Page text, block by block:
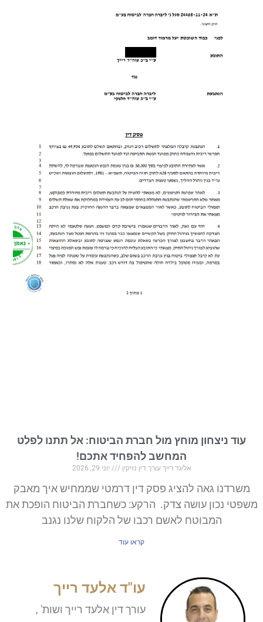
עוד ניצחון מוחץ מול חברת הביטוח: אל תתנו לפלט
המחשב להפחיד אתכם!
אלעד רייך עורך דין נזיקין יוני 29, 2026
משרדנו גאה להציג פסק דין דרמטי שממחיש איך מאבק
משפטי נכון עושה צדק. הרקע: כשחברת הביטוח הופכת את
המבוטח לאשם רכבו של הלקוח שלנו נגנב
קראו עוד
עו"ד אלעד רייך
עורך דין אלעד רייך ושות' ,